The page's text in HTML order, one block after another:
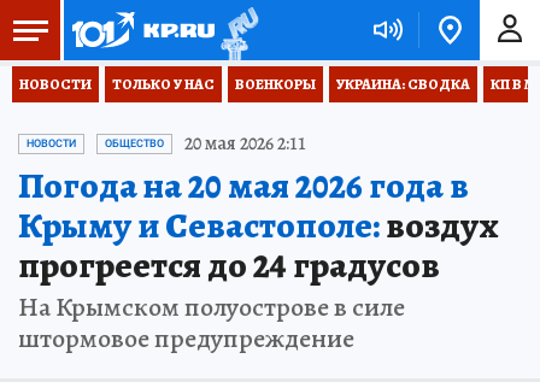
НОВОСТИ ТОЛЬКО У НАС ВОЕНКОРЫ УКРАИНА: СВОДКА КП В
НОВОСТИ ОБЩЕСТВО 20 мая 2026 2:11
Погода на 20 мая 2026 года в
Крыму и Севастополе:воздух
прогреется до 24 градусов
На Крымском полуострове в силе
штормовое предупреждение